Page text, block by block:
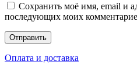
Сохранить моё имя, email и
последующих моих
Оплата и доставка